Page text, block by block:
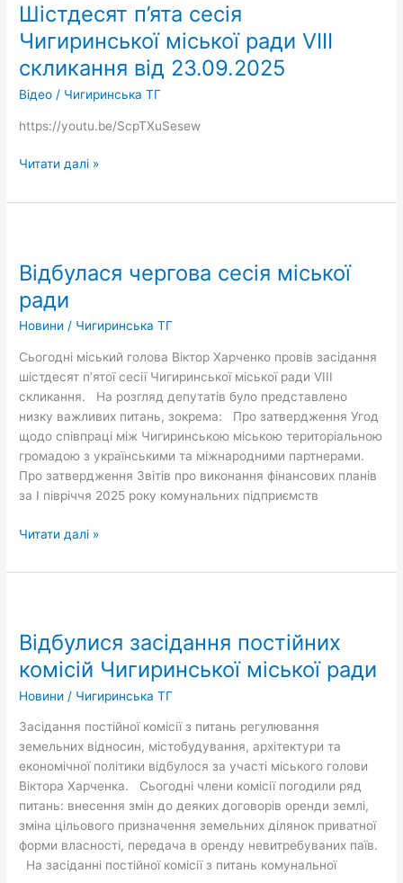
Шістдесят п’ята сесія
Чигиринської міської ради VIІІ
скликання від 23.09.2025
Відео / Чигиринська ТГ
https://youtu.be/ScpTXuSesew
Шістдесят
п’ята
сесія
Чигиринської
міської
VIІІ
від
Читати далі »
Відбулася чергова сесія міської
ради
Новини / Чигиринська ТГ
Сьогодні міський голова Віктор Харченко провів засідання
шістдесят пʼятої сесії Чигиринської міської ради VIІІ
скликання. На розгляд депутатів було представлено
низку важливих питань, зокрема: Про затвердження Угод
щодо співпраці між Чигиринською міською територіальною
громадою з українськими та міжнародними партнерами.
Про затвердження Звітів про виконання фінансових планів
за І півріччя 2025 року комунальних підприємств
сесія
ради
Читати далі »
Відбулися засідання постійних
комісій Чигиринської міської ради
Новини / Чигиринська ТГ
Засідання постійної комісії з питань регулювання
земельних відносин, містобудування, архітектури та
економічної політики відбулося за участі міського голови
Віктора Харченка. Сьогодні члени комісії погодили ряд
питань: внесення змін до деяких договорів оренди землі,
зміна цільового призначення земельних ділянок приватної
форми власності, передача в оренду невитребуваних паїв.
На засіданні постійної комісії з питань комунальної
постійних
комісій
Чигиринської
міської
ради